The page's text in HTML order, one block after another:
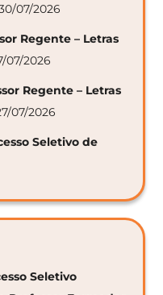
07/2026
Regente – Letras
07/2026
Regente – Letras
07/2026
Seletivo de
Seletivo